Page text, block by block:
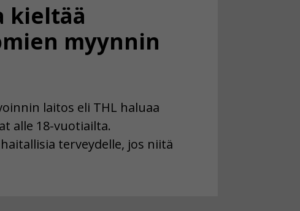
kieltää
myynnin
laitos eli THL haluaa
alle 18-vuotiailta.
terveydelle, jos niitä